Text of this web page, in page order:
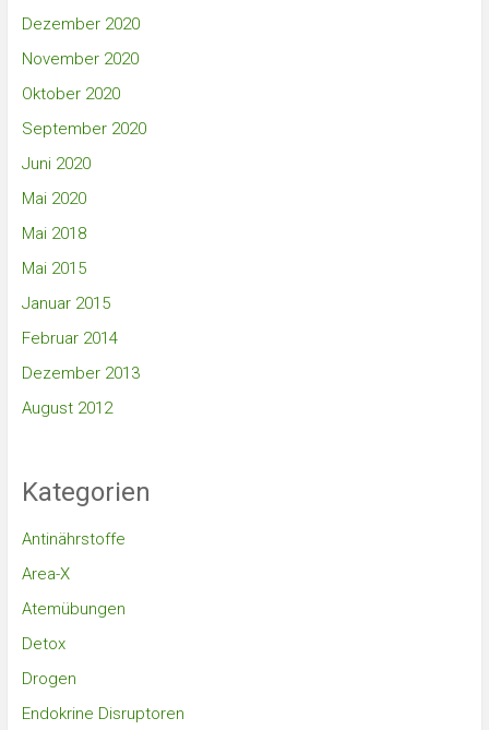
Dezember 2020
November 2020
Oktober 2020
September 2020
Juni 2020
Mai 2020
Mai 2018
Mai 2015
Januar 2015
Februar 2014
Dezember 2013
August 2012
Kategorien
Antinährstoffe
Area-X
Atemübungen
Detox
Drogen
Endokrine Disruptoren